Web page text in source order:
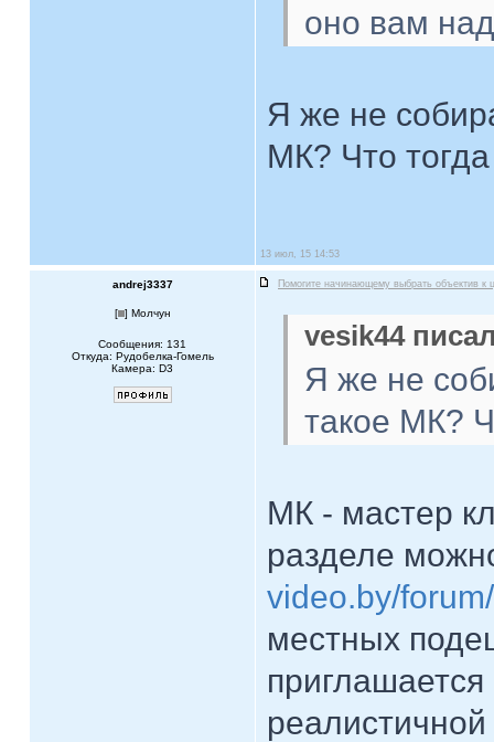
оно вам
Я же не
МК? Что
13 июл, 15 14:53
andrej3337 Помогите начинающему выбрать объектив к
[ ] Молчун
Сообщения: 131
Откуда: Рудобелка-Гомель
Камера: D3
vesik44
Я же не
такое МК?
МК - мастер
разделе
video.by/
местных